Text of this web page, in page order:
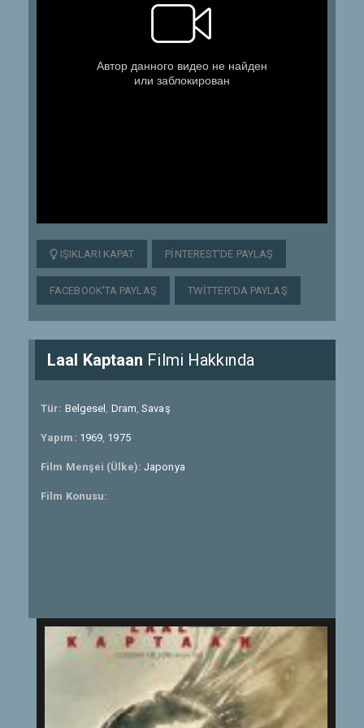
IŞIKLARI KAPAT PINTEREST'DE PAYLAŞ
FACEBOOK'TA PAYLAŞ TWITTER'DA PAYLAŞ
Laal Kaptaan Filmi Hakkında
Tür: Belgesel , Dram,Savaş
Yapım: 1969, 1975
Film Menşei (Ülke): Japonya
Film Konusu: